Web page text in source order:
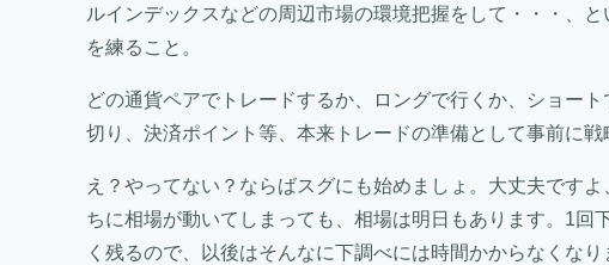
ルインデックスなどの周辺市場の環境把握をして・・・、
を練ること。
どの通貨ペアでトレードするか、ロングで行くか、ショー
切り、決済ポイント等、本来トレードの準備として事前に戦
え？やってない？ならばスグにも始めましょ。大丈夫です
ちに相場が動いてしまっても、相場は明日もあります。1回
く残るので、以後はそんなに下調べには時間かからなくなり